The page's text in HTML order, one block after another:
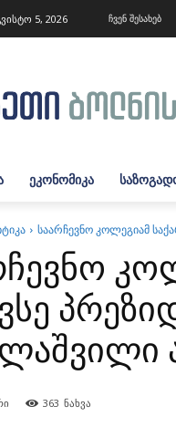
5, 2026 ჩვენ შესახებ
ᲔᲙᲝᲜᲝᲛᲘᲙᲐ
საარჩევნო კოლეგიამ
363 ნახვა